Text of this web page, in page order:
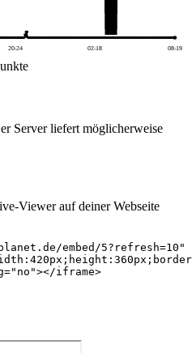
20:24 02:18 08:19
Server liefert möglicherweise
Viewer auf deiner Webseite
embed/5?refresh=10"
iframe>